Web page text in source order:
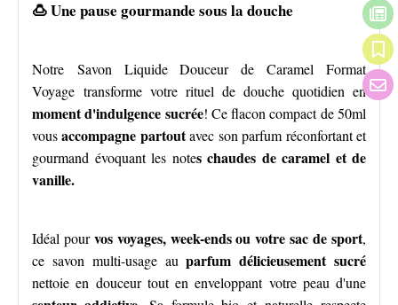
🍮 Une pause gourmande sous la douche
Notre Savon Liquide Douceur de Caramel Format
Voyage transforme votre rituel de douche quotidien en
moment d'indulgence sucrée! Ce flacon compact de 50ml
vousaccompagne partoutavec son parfum réconfortant et
gourmand évoquant les notes chaudes de caramel et de
vanille.
Idéal pourvos voyages, week-ends ou votre sac de sport,
ce savon multi-usage auparfum délicieusement sucré
nettoie en douceur tout en enveloppant votre peau d'une